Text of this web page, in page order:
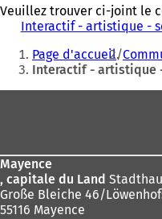
Veuillez trouver ci-joint le
Interactif - artistique -
Vous
êtes
ici
Page d'accueil
Interactif - artistique
Mayence
, capitale du Land
Große Bleiche 46/
55116 Mayence